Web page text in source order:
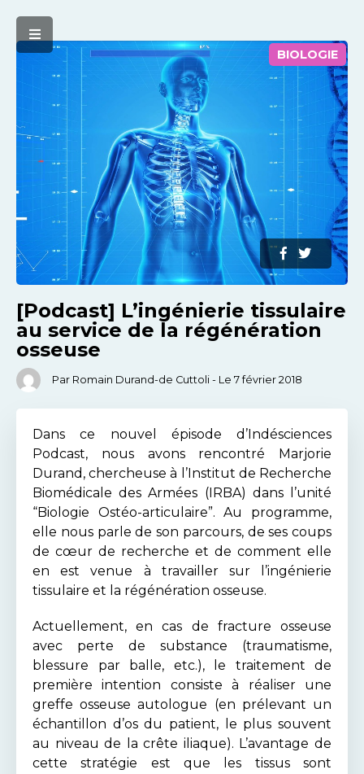
BIOLOGIE
[Podcast] L’ingénierie tissulaire
au service de la régénération
osseuse
Par Romain Durand-de Cuttoli - Le 7 février 2018
Dans ce nouvel épisode d’Indésciences
Podcast, nous avons rencontré Marjorie
Durand, chercheuse à l’Institut de Recherche
Biomédicale des Armées (IRBA) dans l’unité
“Biologie Ostéo-articulaire”. Au programme,
elle nous parle de son parcours, de ses coups
de cœur de recherche et de comment elle
en est venue à travailler sur l’ingénierie
tissulaire et la régénération osseuse.
Actuellement, en cas de fracture osseuse
avec perte de substance (traumatisme,
blessure par balle, etc.), le traitement de
première intention consiste à réaliser une
greffe osseuse autologue (en prélevant un
échantillon d’os du patient, le plus souvent
au niveau de la crête iliaque). L’avantage de
cette stratégie est que les tissus sont